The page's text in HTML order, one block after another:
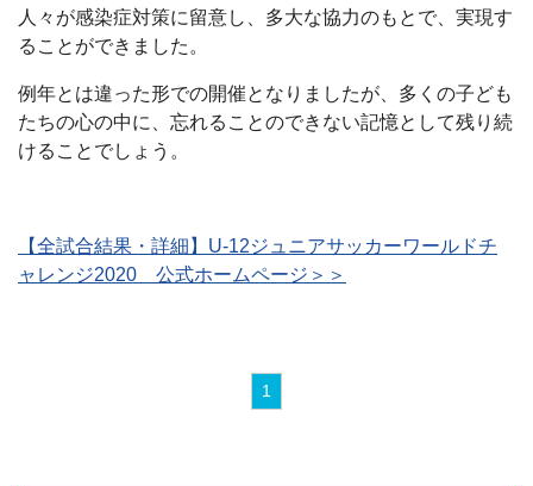
人々が感染症対策に留意し、多大な協力のもとで、実現す
ることができました。
例年とは違った形での開催となりましたが、多くの子ども
たちの心の中に、忘れることのできない記憶として残り続
けることでしょう。
【全試合結果・詳細】U-12ジュニアサッカーワールドチ
ャレンジ2020 公式ホームページ＞＞
1